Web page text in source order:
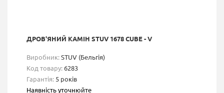
ДРОВ'ЯНИЙ КАМІН STUV 1678 CUBE - V
Виробник:STUV (Бельгія)
Код товару:6283
Гарантія: 5 років
Наявність уточнюйте